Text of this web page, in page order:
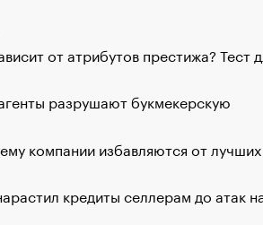
от атрибутов престижа? Тест
разрушают букмекерскую
компании избавляются от лучших
кредиты селлерам до атак